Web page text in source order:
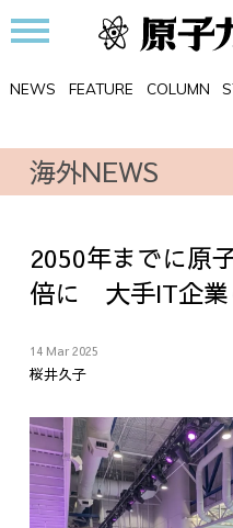
NEWS FEATURE COLUMN
海外NEWS
2050年までに原
倍に 大手IT企業
14 Mar 2025
桜井久子